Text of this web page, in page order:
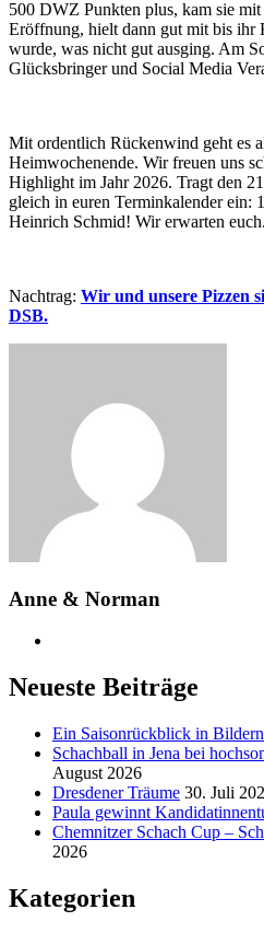
500 DWZ Punkten plus, kam sie
Eröffnung, hielt dann gut mit bis
wurde, was nicht gut ausging. Am
Glücksbringer und Social Media
Mit ordentlich Rückenwind geht es
Heimwochenende. Wir freuen uns
Highlight im Jahr 2026. Tragt den
gleich in euren Terminkalender ein:
Heinrich Schmid! Wir erwarten
Nachtrag: Wir und unsere Pizzen
DSB.
Anne & Norman
Neueste Beiträge
Ein Saisonrückblick in Bildern
Schachball in Jena bei
August 2026
Dresdener Träume 30. Juli
Paula gewinnt
Chemnitzer Schach Cup –
2026
Kategorien